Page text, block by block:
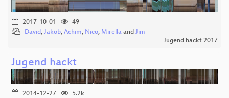
2017-10-01
49
David, Jakob, Achim, Nico, Mirella and Jim
Jugend hackt 2017
Jugend hackt
2014-12-27
5.2k